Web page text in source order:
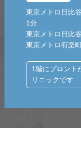
東京メトロ日比
1分
東京メトロ日比
東京メトロ有楽
1階にプロント
リニックです